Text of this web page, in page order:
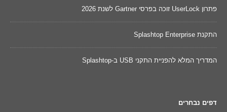
פתרון UserLock זוכה בפרסי Gartner לשנת 2026
התקנת Splashtop Enterprise
המדריך המלא להפניית התקני USB ב-Splashtop
דפים נבחרים